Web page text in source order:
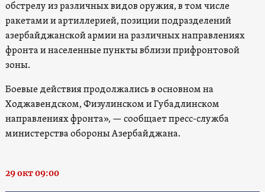
обстрелу из различных видов оружия, в том числе
ракетами и артиллерией, позиции подразделений
азербайджанской армии на различных направлениях
фронта и населенные пункты вблизи прифронтовой
зоны.
Боевые действия продолжались в основном на
Ходжавендском, Физулинском и Губадлинском
направлениях фронта», — сообщает пресс-служба
министерства обороны Азербайджана.
29 окт 09:00